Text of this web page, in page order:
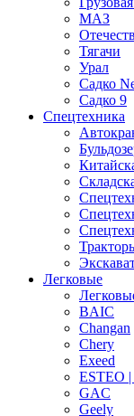
МАЗ
Тягачи
Урал
Садко
Садко 9
Спецтехника
Легковые
BAIC
Changan
Chery
Exeed
ESTEO
GAC
Geely